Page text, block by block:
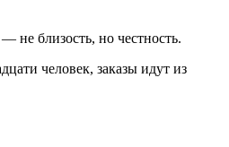
не близость, но честность.
человек, заказы идут из